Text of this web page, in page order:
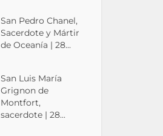
San Pedro Chanel,
Sacerdote y Mártir
de Oceanía | 28...
San Luis María
Grignon de
Montfort,
sacerdote | 28...